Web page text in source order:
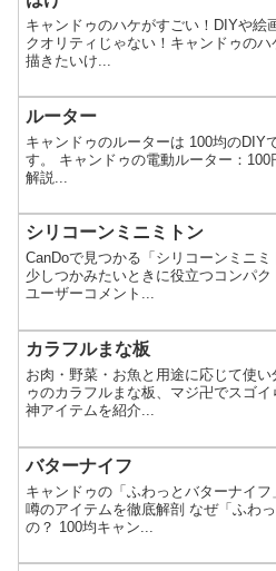
キャンドゥのハケがすごい！DIYや絵
クオリティじゃない！キャンドゥの
描きたいけ...
ルーター
キャンドゥのルーターは 100均のDIY
す。 キャンドゥの電動ルーター：
解説...
シリコーンミニミトン
CanDoで見つかる「シリコーンミニ
少しつかみたいときに役立つコンパク
ユーザーコメント...
カラフルまな板
お肉・野菜・お魚と用途に応じて使
ゥのカラフルまな板、マジ卍でスゴ
神アイテムを紹介...
バターナイフ​
キャンドゥの「ふわっとバターナイ
噂のアイテムを徹底解剖 なぜ「ふわ
の？ 100均キャン...